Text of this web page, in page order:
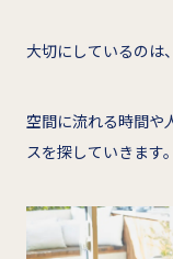
大切にしているのは
空間に流れる時間や
スを探していきます。